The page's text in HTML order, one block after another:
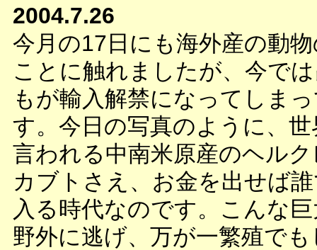
2004.7.26
今月の17日にも海外産の動
ことに触れましたが、今で
もが輸入解禁になってしま
す。今日の写真のように、
言われる中南米原産のヘル
カブトさえ、お金を出せば
入る時代なのです。こんな
野外に逃げ、万が一繁殖で